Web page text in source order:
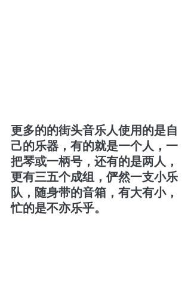
更多的的街头音乐人使用的是自
己的乐器，有的就是一个人，一
把琴或一柄号，还有的是两人，
更有三五个成组，俨然一支小乐
队，随身带的音箱，有大有小，
忙的是不亦乐乎。